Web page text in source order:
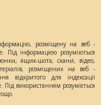
розміщену на веб -
Під інформацією розуміються
ящик-шота, скани, відео,
розміщених на веб -
відкритого для індексації
використанням розуміється